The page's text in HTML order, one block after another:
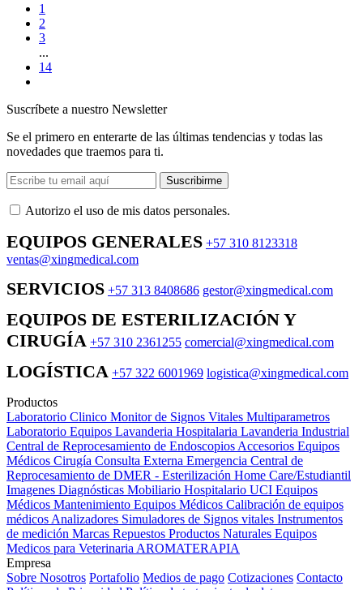
1
2
3
...
14
Suscríbete a nuestro Newsletter
Se el primero en enterarte de las últimas tendencias y todas las
novedades que traemos para ti.
Suscribirme
Autorizo ​​el uso de mis datos personales.
EQUIPOS GENERALES +57 310 8123318
ventas@xingmedical.com
SERVICIOS +57 313 8408686 gestor@xingmedical.com
EQUIPOS DE ESTERILIZACIÓN Y
CIRUGÍA +57 310 2361255 comercial@xingmedical.com
LOGÍSTICA +57 322 6001969 logistica@xingmedical.com
Productos
Laboratorio Clinico Monitor de Signos Vitales Multiparametros
Laboratorio Equipos Lavanderia Hospitalaria Lavanderia Industrial
Central de Reprocesamiento de Endoscopios Accesorios Equipos
Médicos Cirugía Consulta Externa Emergencia Central de
Reprocesamiento de DMER - Esterilización Home Care/Estudiantil
Imagenes Diagnósticas Mobiliario Hospitalario UCI Equipos
Médicos Mantenimiento Equipos Médicos Calibración de equipos
médicos Analizadores Simuladores de Signos vitales Instrumentos
de medición Marcas Repuestos Productos Naturales Equipos
Medicos para Veterinaria AROMATERAPIA
Empresa
Sobre Nosotros Portafolio Medios de pago Cotizaciones Contacto